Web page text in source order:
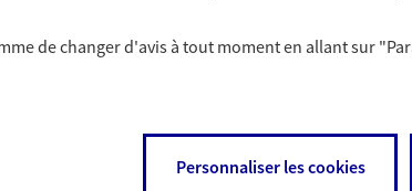
offres Assurance &
de changer d'avis à tout moment en allant sur
Personnaliser les cookies